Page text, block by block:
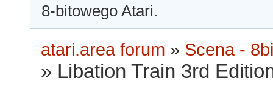
8-bitowego Atari.
atari.area forum » Scena -
» Libation Train 3rd